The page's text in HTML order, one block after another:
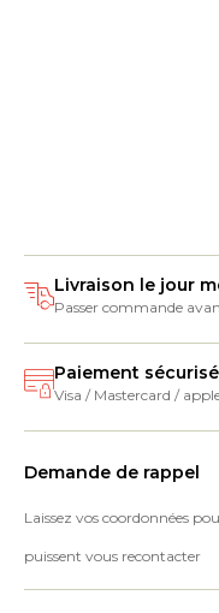
Livraison le jour
Passer commande
Paiement sécurisé
Visa / Mastercard /
Demande de rappel
Laissez vos coordonnées
puissent vous recontacter